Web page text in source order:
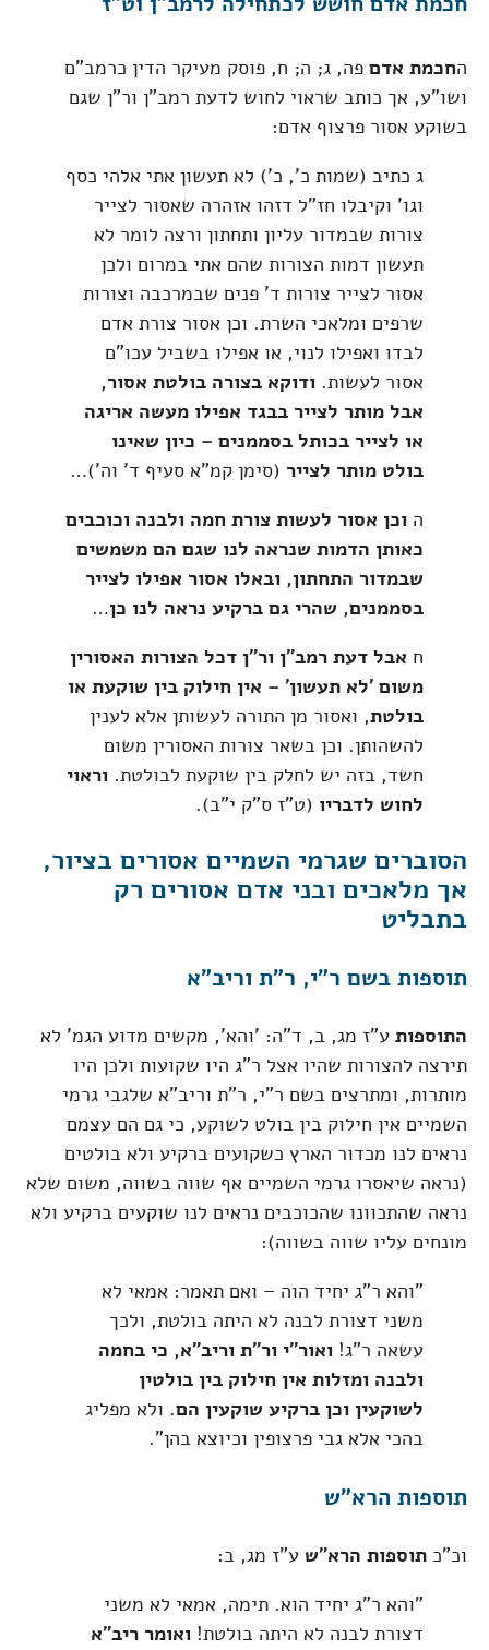
החכמת אדם פה, ג; ה; ח, פוסק מעיקר הדין כרמב"ם
ושו"ע, אך כותב שראוי לחוש לדעת רמב"ן ור"ן שגם
בשוקע אסור פרצוף אדם:
ג כתיב (שמות כ', כ') לא תעשון אתי אלהי כסף
וגו' וקיבלו חז"ל דזהו אזהרה שאסור לצייר
צורות שבמדור עליון ותחתון ורצה לומר לא
תעשון דמות הצורות שהם אתי במרום ולכן
אסור לצייר צורות ד' פנים שבמרכבה וצורות
שרפים ומלאכי השרת. וכן אסור צורת אדם
לבדו ואפילו לנוי, או אפילו בשביל עכו"ם
אסור לעשות. ודוקא בצורה בולטת אסור,
אבל מותר לצייר בבגד אפילו מעשה אריגה
או לצייר בכותל בסממנים – כיון שאינו
בולט מותר לצייר (סימן קמ"א סעיף ד' וה')…
ה וכן אסור לעשות צורת חמה ולבנה וכוכבים
כאותן הדמות שנראה לנו שגם הם משמשים
שבמדור התחתון, ובאלו אסור אפילו לצייר
בסממנים, שהרי גם ברקיע נראה לנו כן…
ח אבל דעת רמב"ן ור"ן דכל הצורות האסורין
משום 'לא תעשון' – אין חילוק בין שוקעת או
בולטת, ואסור מן התורה לעשותן אלא לענין
להשהותן. וכן בשאר צורות האסורין משום
חשד, בזה יש לחלק בין שוקעת לבולטת. וראוי
לחוש לדבריו (ט"ז ס"ק י"ב).
הסוברים שגרמי השמיים אסורים בציור,
אך מלאכים ובני אדם אסורים רק
בתבליט
תוספות בשם ר"י, ר"ת וריב"א
התוספות ע"ז מג, ב, ד"ה: 'והא', מקשים מדוע הגמ' לא
תירצה להצורות שהיו אצל ר"ג היו שקועות ולכן היו
מותרות, ומתרצים בשם ר"י, ר"ת וריב"א שלגבי גרמי
השמיים אין חילוק בין בולט לשוקע, כי גם הם עצמם
נראים לנו מכדור הארץ כשקועים ברקיע ולא בולטים
(נראה שיאסרו גרמי השמיים אף שווה בשווה, משום שלא
נראה שהתכוונו שהכוכבים נראים לנו שוקעים ברקיע ולא
מונחים עליו שווה בשווה):
"והא ר"ג יחיד הוה – ואם תאמר: אמאי לא
משני דצורת לבנה לא היתה בולטת, ולכך
עשאה ר"ג! ואור"י ור"ת וריב"א, כי בחמה
ולבנה ומזלות אין חילוק בין בולטין
לשוקעין וכן ברקיע שוקעין הם. ולא מפליג
בהכי אלא גבי פרצופין וכיוצא בהן".
תוספות הרא"ש
וכ"כ תוספות הרא"ש ע"ז מג, ב:
"והא ר"ג יחיד הוא. תימה, אמאי לא משני
דצורת לבנה לא היתה בולטת! ואומר ריב"א